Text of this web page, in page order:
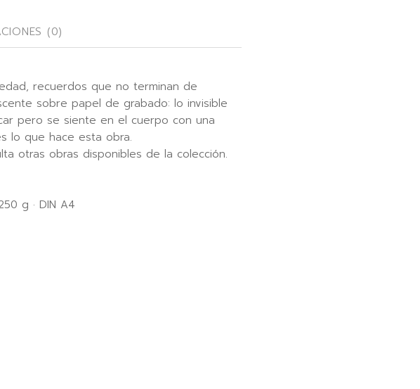
(0)
recuerdos que no terminan de
sobre papel de grabado: lo invisible
pero se siente en el cuerpo con una
lo que hace esta obra.
otras obras disponibles de la colección.
g · DIN A4